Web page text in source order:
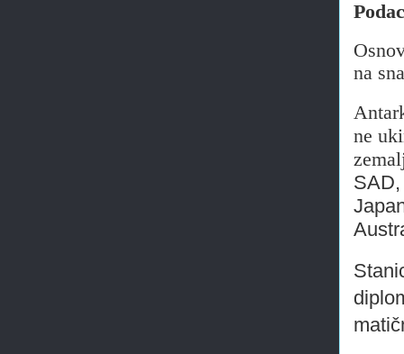
na
ne